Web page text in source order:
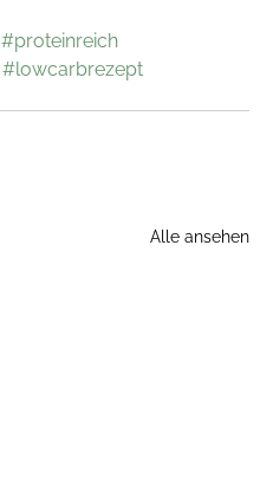
#proteinreich
#lowcarbrezept
Alle ansehen